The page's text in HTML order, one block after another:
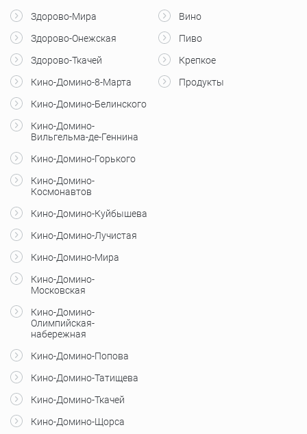
Здорово-Мира
Здорово-Онежская
Здорово-Ткачей
Кино-Домино-8-Марта
Кино-Домино-Белинского
Кино-Домино-
Вильгельма-де-Геннина
Кино-Домино-Горького
Кино-Домино-
Космонавтов
Кино-Домино-Куйбышева
Кино-Домино-Лучистая
Кино-Домино-Мира
Кино-Домино-
Московская
Кино-Домино-
Олимпийская-
набережная
Кино-Домино-Попова
Кино-Домино-Татищева
Кино-Домино-Ткачей
Кино-Домино-Щорса
Вино
Пиво
Крепкое
Продукты